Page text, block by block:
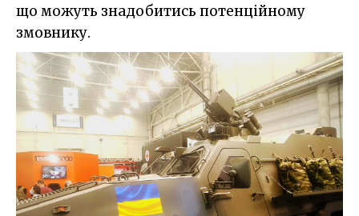
що можуть знадобитись потенційному
змовнику.